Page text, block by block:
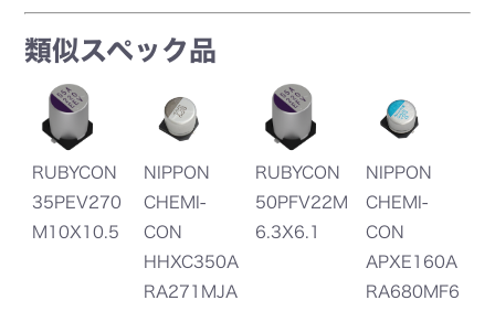
類似スペック品
NIPPON
CHEMI-
CON
RUBYCON
50PFV22M
6.3X6.1
NIPPON
CHEMI-
CON
NIPPON
CHEMI-
CON
APXG200A
RA561MJA